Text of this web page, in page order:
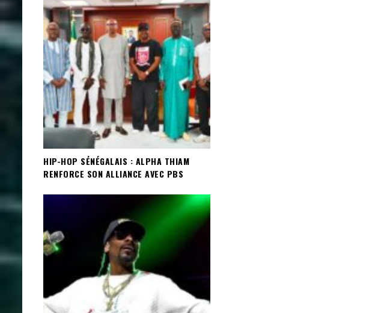
HIP-HOP SÉNÉGALAIS : ALPHA THIAM
RENFORCE SON ALLIANCE AVEC PBS